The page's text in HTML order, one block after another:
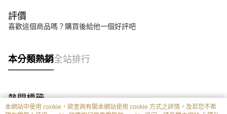
評價
喜歡這個商品嗎？購買後給他一個好評吧
本分類熱銷全站排行
熱門標籤
本網站中使用 cookie，欲查詢有關本網站使用 cookie 方式之詳情，及若您不希